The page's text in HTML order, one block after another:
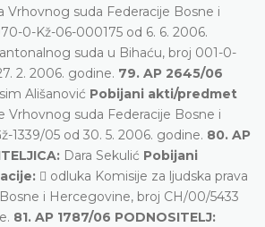
Vrhovnog suda Federacije Bosne i
0-Kž-06-000175 od 6. 6. 2006.
suda u Bihaću, broj 001-0-
2. 2006. godine. 79. AP 2645/06
Ališanović Pobijani akti/predmet
Vrhovnog suda Federacije Bosne i
1339/05 od 30. 5. 2006. godine. 80. AP
Dara Sekulić Pobijani
 odluka Komisije za ljudska prava
i Hercegovine, broj CH/00/5433
81. AP 1787/06 PODNOSITELJ: